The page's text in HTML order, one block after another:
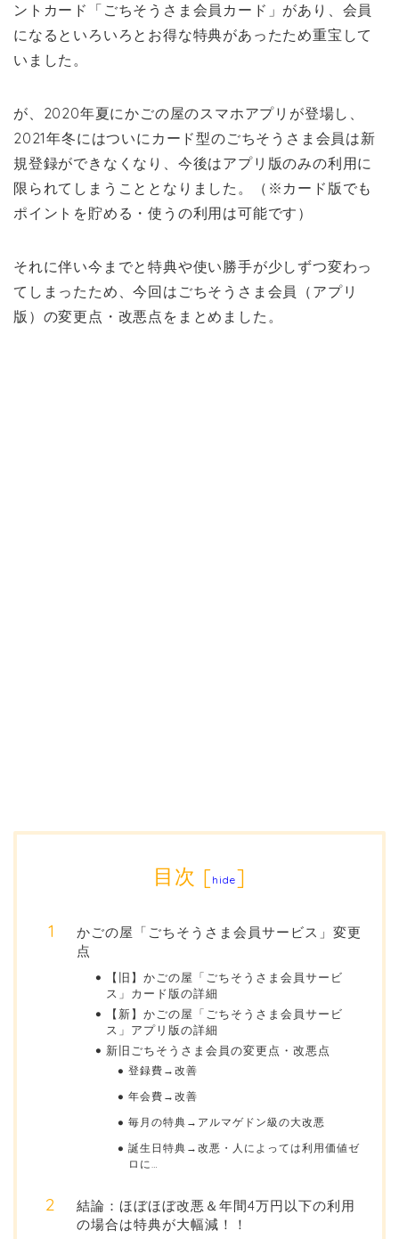
ントカード「ごちそうさま会員カード」があり、会員
になるといろいろとお得な特典があったため重宝して
いました。
が、2020年夏にかごの屋のスマホアプリが登場し、
2021年冬にはついにカード型のごちそうさま会員は新
規登録ができなくなり、今後はアプリ版のみの利用に
限られてしまうこととなりました。（※カード版でも
ポイントを貯める・使うの利用は可能です）
それに伴い今までと特典や使い勝手が少しずつ変わっ
てしまったため、今回はごちそうさま会員（アプリ
版）の変更点・改悪点をまとめました。
目次 [hide]
かごの屋「ごちそうさま会員サービス」変更
点
【旧】かごの屋「ごちそうさま会員サービ
ス」カード版の詳細
【新】かごの屋「ごちそうさま会員サービ
ス」アプリ版の詳細
新旧ごちそうさま会員の変更点・改悪点
登録費→改善
年会費→改善
毎月の特典→アルマゲドン級の大改悪
誕生日特典→改悪・人によっては利用価値ゼ
ロに…
結論：ほぼほぼ改悪＆年間4万円以下の利用
の場合は特典が大幅減！！